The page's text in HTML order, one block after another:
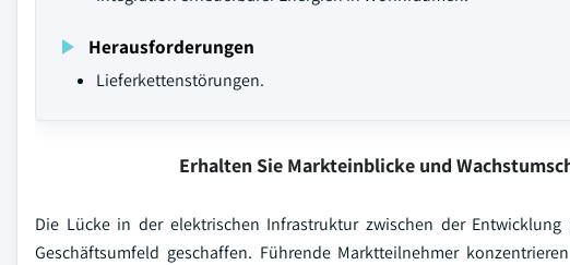
Herausforderungen
Lieferkettenstörungen.
Erhalten Sie Markteinblicke und
Die Lücke in der elektrischen Infrastruktur zwischen der
Geschäftsumfeld geschaffen. Führende Marktteilnehmer